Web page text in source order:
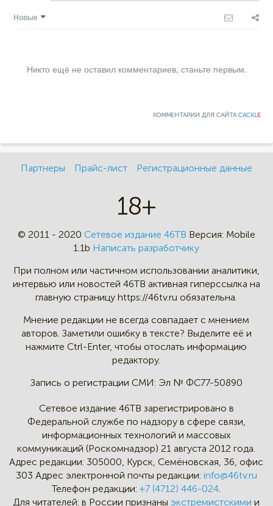
Новые
Никто ещё не оставил комментариев, станьте первым.
КОММЕНТАРИИ ДЛЯ САЙТАCACKLE
Партнеры Прайс-лист Регистрационные данные
18+
© 2011 - 2020 Сетевое издание 46ТВ Версия: Mobile
1.1b Написать разработчику
При полном или частичном использовании аналитики,
интервью или новостей 46TB активная гиперссылка на
главную страницу https://46tv.ru обязательна.
Мнение редакции не всегда совпадает с мнением
авторов. Заметили ошибку в тексте? Выделите её и
нажмите Ctrl-Enter, чтобы отослать информацию
редактору.
Запись о регистрации СМИ: Эл № ФС77-50890
Сетевое издание 46ТВ зарегистрировано в
Федеральной службе по надзору в сфере связи,
информационных технологий и массовых
коммуникаций (Роскомнадзор) 21 августа 2012 года.
Адрес редакции: 305000, Курск, Семёновская, 36, офис
303 Адрес электронной почты редакции: info@46tv.ru
Телефон редакции: +7 (4712) 446-024
Для читателей: в России признаныэкстремистскими и